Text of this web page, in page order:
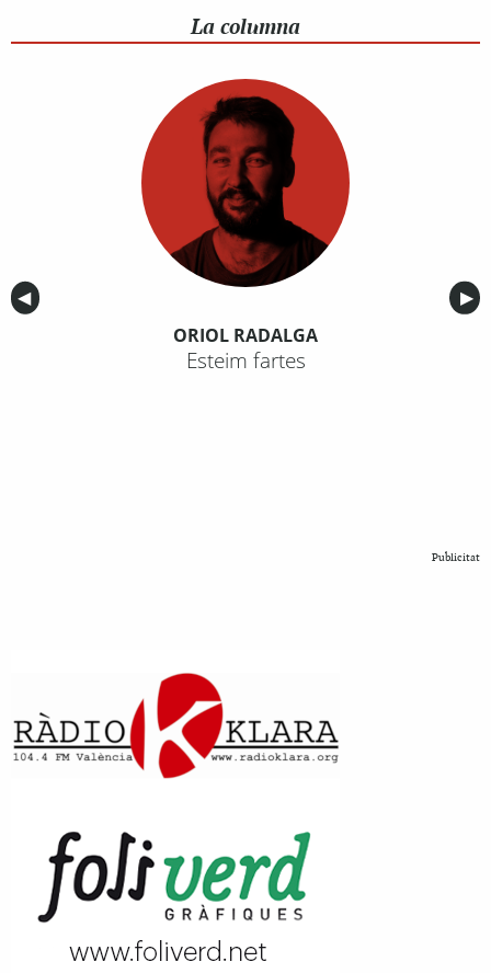
La columna
Anterior
◀︎ ▶︎
ORIOL RADALGA
Esteim fartes
Publicitat